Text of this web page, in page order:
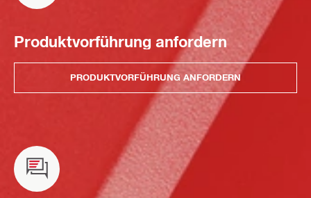
Produktvorführung anfordern
PRODUKTVORFÜHRUNG ANFORDERN